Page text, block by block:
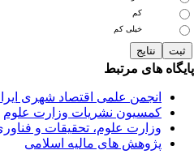
خیلی کم
های مرتبط
انجمن علمی اقتصاد شهری ایران
کمسیون نشریات وزارت علوم
وزارت علوم، تحقیقات و فناوری
پژوهش های مالیه اسلامی